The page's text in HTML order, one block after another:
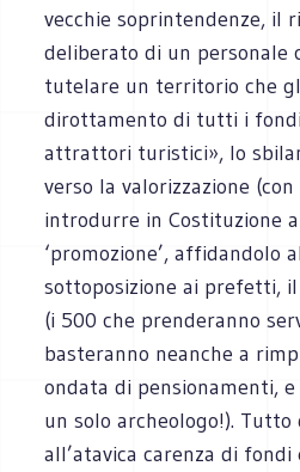
vecchie soprintendenze, il
deliberato di un personale
tutelare un territorio che
dirottamento di tutti i
attrattori turistici», lo
verso la valorizzazione
introdurre in Costituzione
‘promozione’, affidandolo
sottoposizione ai prefetti,
(i 500 che prenderanno
basteranno neanche a
ondata di pensionamenti, e
un solo archeologo!).
all’atavica carenza di fondi